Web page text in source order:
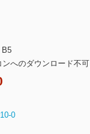
B5
へのダウンロード不可
0